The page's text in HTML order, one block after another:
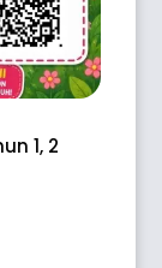
1, 2